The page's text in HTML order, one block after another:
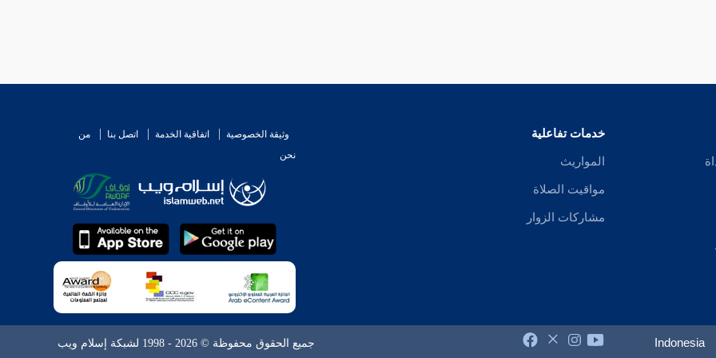
خدمات تفاعلية
المواريث
مواقيت الصلاة
مشاركات الزوار
وثيقة الخصوصية اتفاقية الخدمة اتصل بنا
من
نحن
Indonesia جميع الحقوق محفوظة © 2026 - 1998 لشبكة إسلام ويب